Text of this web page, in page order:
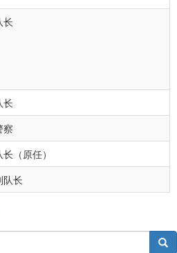
长
长
察
（原任）
队长
搜索